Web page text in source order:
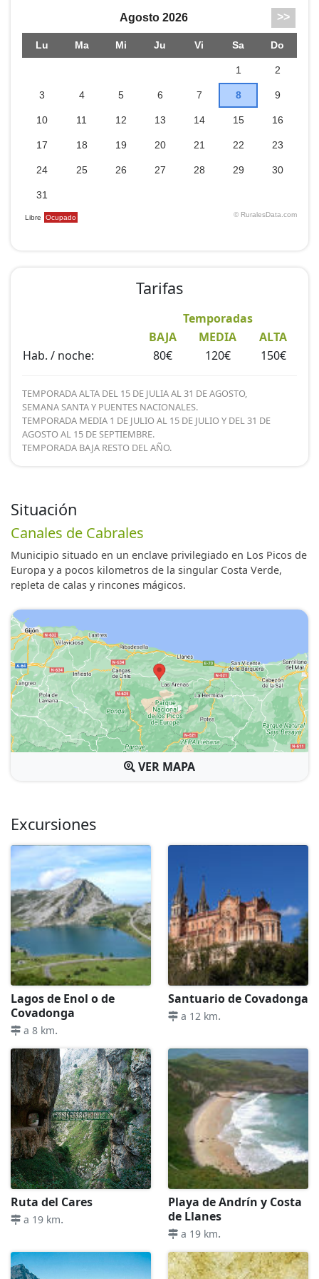
Situación
Canales de Cabrales
Municipio situado en un enclave privilegiado en Los Picos de
Europa y a pocos kilometros de la singular Costa Verde,
repleta de calas y rincones mágicos.
VER MAPA
Excursiones
Lagos de Enol o de
Covadonga
a 8 km.
Santuario de Covadonga
a 12 km.
Ruta del Cares
a 19 km.
Playa de Andrín y Costa
de Llanes
a 19 km.
Tarifas
Temporadas
BAJA
MEDIA
ALTA
Hab. / noche:
80€ 120€ 150€
TEMPORADA ALTA DEL 15 DE JULIA AL 31 DE AGOSTO,
SEMANA SANTA Y PUENTES NACIONALES.
TEMPORADA MEDIA 1 DE JULIO AL 15 DE JULIO Y DEL 31 DE
AGOSTO AL 15 DE SEPTIEMBRE.
TEMPORADA BAJA RESTO DEL AÑO.